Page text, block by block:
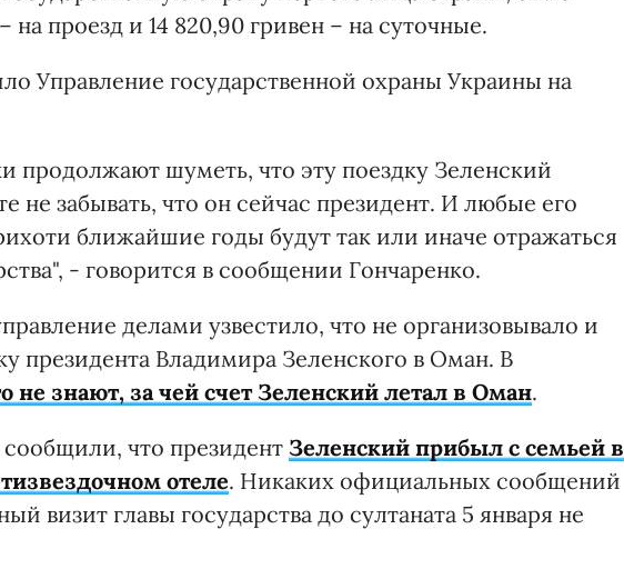
на проезд и 14 820,90 гривен – на суточные.
Управление государственной охраны Украины на
продолжают шуметь, что эту поездку Зеленский
не забывать, что он сейчас президент. И любые его
ближайшие годы будут так или иначе отражаться
- говорится в сообщении Гончаренко.
делами узвестило, что не организовывало и
президента Владимира Зеленского в Оман. В
не знают, за чей счет Зеленский летал в Оман.
что президентЗеленский прибыл с семьей в
отеле. Никаких официальных сообщений
визит главы государства до султаната 5 января не